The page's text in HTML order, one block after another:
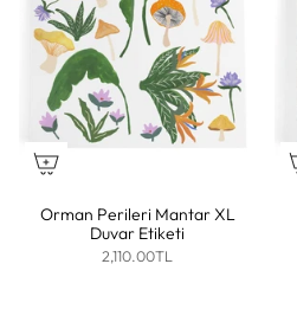
Orman Perileri Mantar XL
Duvar Etiketi
2,110.00TL